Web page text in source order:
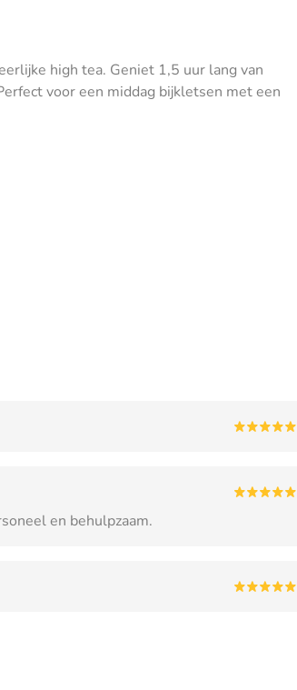
high tea. Geniet 1,5 uur lang van
voor een middag bijkletsen met een
en behulpzaam.